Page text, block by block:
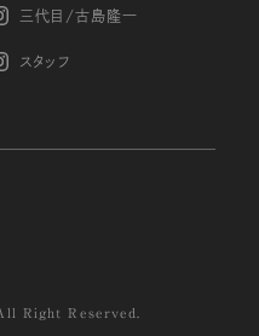
三代目/古島隆一
スタッフ
Right Reserved.